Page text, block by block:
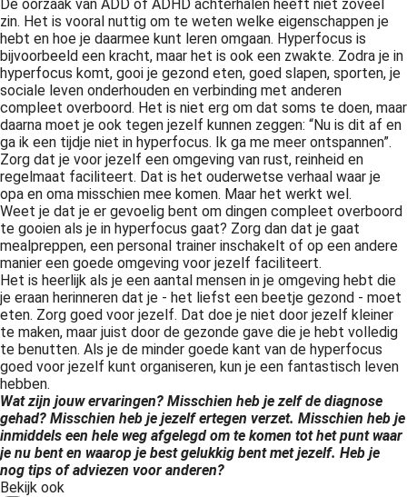
De oorzaak van ADD of ADHD achterhalen heeft niet zoveel
zin. Het is vooral nuttig om te weten welke eigenschappen je
hebt en hoe je daarmee kunt leren omgaan. Hyperfocus is
bijvoorbeeld een kracht, maar het is ook een zwakte. Zodra je in
hyperfocus komt, gooi je gezond eten, goed slapen, sporten, je
sociale leven onderhouden en verbinding met anderen
compleet overboord. Het is niet erg om dat soms te doen, maar
daarna moet je ook tegen jezelf kunnen zeggen: “Nu is dit af en
ga ik een tijdje niet in hyperfocus. Ik ga me meer ontspannen”.
Zorg dat je voor jezelf een omgeving van rust, reinheid en
regelmaat faciliteert. Dat is het ouderwetse verhaal waar je
opa en oma misschien mee komen. Maar het werkt wel.
Weet je dat je er gevoelig bent om dingen compleet overboord
te gooien als je in hyperfocus gaat? Zorg dan dat je gaat
mealpreppen, een personal trainer inschakelt of op een andere
manier een goede omgeving voor jezelf faciliteert.
Het is heerlijk als je een aantal mensen in je omgeving hebt die
je eraan herinneren dat je - het liefst een beetje gezond - moet
eten. Zorg goed voor jezelf. Dat doe je niet door jezelf kleiner
te maken, maar juist door de gezonde gave die je hebt volledig
te benutten. Als je de minder goede kant van de hyperfocus
goed voor jezelf kunt organiseren, kun je een fantastisch leven
hebben.
Wat zijn jouw ervaringen? Misschien heb je zelf de diagnose
gehad? Misschien heb je jezelf ertegen verzet. Misschien heb je
inmiddels een hele weg afgelegd om te komen tot het punt waar
je nu bent en waarop je best gelukkig bent met jezelf. Heb je
nog tips of adviezen voor anderen?
Bekijk ook